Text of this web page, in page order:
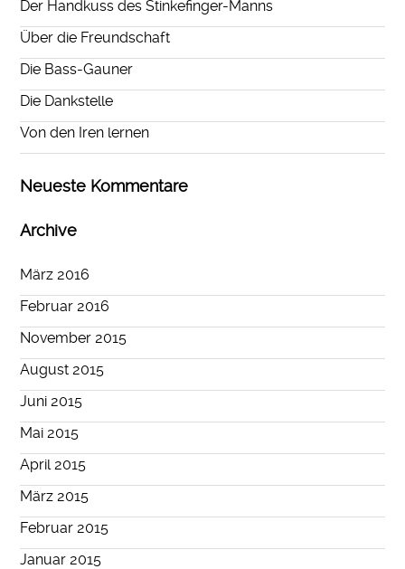
Der Handkuss des Stinkefinger-Manns
Über die Freundschaft
Die Bass-Gauner
Die Dankstelle
Von den Iren lernen
Neueste Kommentare
Archive
März 2016
Februar 2016
November 2015
August 2015
Juni 2015
Mai 2015
April 2015
März 2015
Februar 2015
Januar 2015